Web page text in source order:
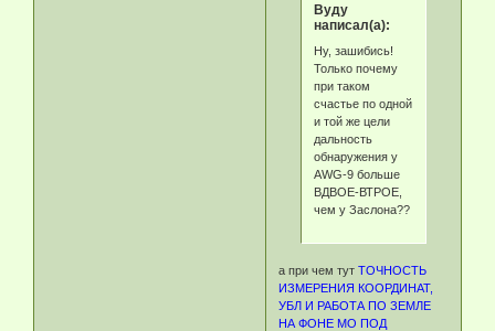
Byду
написал(а):
Ну, зашибись!
Только почему
при таком
счастье по одной
и той же цели
дальность
обнаружения у
AWG-9 больше
ВДВОЕ-ВТРОЕ,
чем у Заслона??
а при чем тутТОЧНОСТЬ
ИЗМЕРЕНИЯ КООРДИНАТ,
УБЛ И РАБОТА ПО ЗЕМЛЕ
НА ФОНЕ МО ПОД